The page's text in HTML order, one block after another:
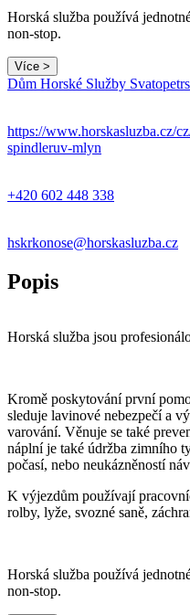
Horská služba používá
non-stop.
Více >
−
Dům Horské Služby
https://www.horskasluzba.cz/
spindleruv-mlyn
+420 602 448 338
hskrkonose@horskasluzba.cz
Popis
Horská služba jsou
Kromě poskytování první
sleduje lavinové nebezpečí a
varování. Věnuje se také
náplní je také údržba zimního
počasí, nebo neukázněností
K výjezdům používají
rolby, lyže, svozné saně,
Horská služba používá
non-stop.